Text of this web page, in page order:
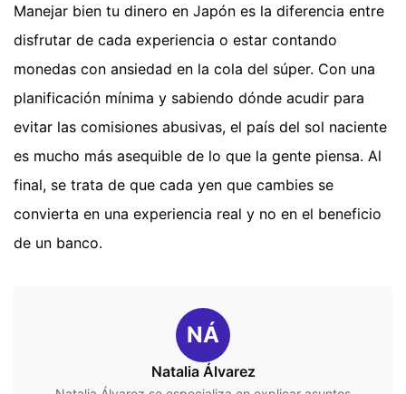
Manejar bien tu dinero en Japón es la diferencia entre
disfrutar de cada experiencia o estar contando
monedas con ansiedad en la cola del súper. Con una
planificación mínima y sabiendo dónde acudir para
evitar las comisiones abusivas, el país del sol naciente
es mucho más asequible de lo que la gente piensa. Al
final, se trata de que cada yen que cambies se
convierta en una experiencia real y no en el beneficio
de un banco.
NÁ
Natalia Álvarez